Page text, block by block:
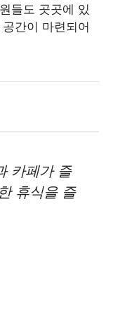
들도 곳곳에 있
간이 마련되어
카페가 즐
휴식을 즐